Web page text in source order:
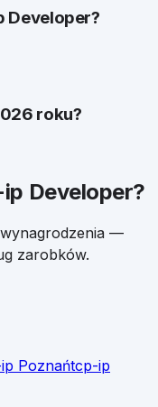
Developer?
roku?
Developer?
wynagrodzenia —
zarobków.
Poznańtcp-ip